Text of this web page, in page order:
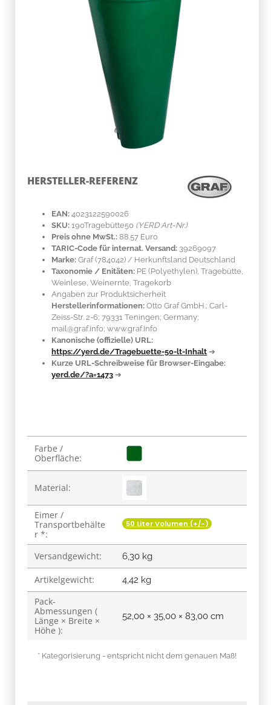
HERSTELLER-REFERENZ
EAN: 4023122590026
SKU: 190Tragebütte50 (YERD Art-Nr.)
Preis ohne MwSt.: 88.57 Euro
TARIC-Code für internat. Versand: 39269097
Marke: Graf (784042) / Herkunftsland Deutschland
Taxonomie / Enitäten: PE (Polyethylen) , Tragebütte,
Weinlese, Weinernte, Tragekorb
Angaben zur Produktsicherheit
Herstellerinformationen: Otto Graf GmbH.; Carl-
Zeiss-Str. 2-6; 79331 Teningen; Germany;
mail@graf.info; www.graf.info
Kanonische (offizielle) URL:
https://yerd.de/Tragebuette-50-lt-Inhalt ➔
Kurze URL-Schreibweise für Browser-Eingabe:
yerd.de/?a=1473 ➔
Produkteigenschaft
Wert
Farbe /
Oberfläche:
Material:
Eimer /
Transportbehälte
r *:
50 Liter Volumen (+/-)
Versandgewicht: 6,30 kg
Artikelgewicht: 4,42 kg
Pack-
Abmessungen (
Länge × Breite ×
Höhe ):
52,00 × 35,00 × 83,00 cm
* Kategorisierung - entspricht nicht dem genauen Maß!